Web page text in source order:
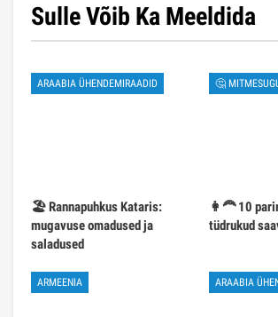
Sulle Võib Ka Meeldida
ARAABIA ÜHENDEMIRAADID
🏖️ Rannapuhkus Kataris:
mugavuse omadused ja
saladused
🤔
👩‍🦰 10
tüdrukud
ARMEENIA ARAABIA